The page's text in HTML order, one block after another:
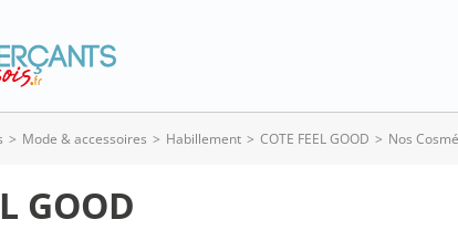
> Mode & accessoires > Habillement > COTE FEEL GOOD > Nos
GOOD